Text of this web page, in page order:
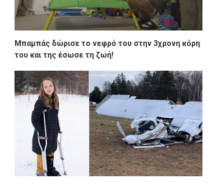
Μπαμπάς δώρισε το νεφρό του στην 3χρονη κόρη
του και της έσωσε τη ζωή!